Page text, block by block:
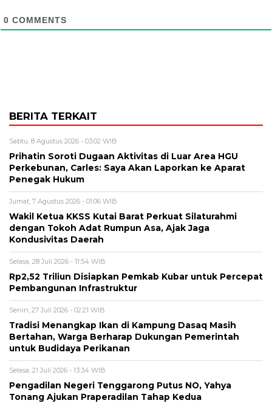
0 COMMENTS
BERITA TERKAIT
Sabtu, 8 Agustus 2026 - 03:02 WIB
Prihatin Soroti Dugaan Aktivitas di Luar Area HGU
Perkebunan, Carles: Saya Akan Laporkan ke Aparat
Penegak Hukum
Jumat, 7 Agustus 2026 - 01:06 WIB
Wakil Ketua KKSS Kutai Barat Perkuat Silaturahmi
dengan Tokoh Adat Rumpun Asa, Ajak Jaga
Kondusivitas Daerah
Selasa, 28 Juli 2026 - 11:54 WIB
Rp2,52 Triliun Disiapkan Pemkab Kubar untuk Percepat
Pembangunan Infrastruktur
Senin, 27 Juli 2026 - 02:21 WIB
Tradisi Menangkap Ikan di Kampung Dasaq Masih
Bertahan, Warga Berharap Dukungan Pemerintah
untuk Budidaya Perikanan
Selasa, 21 Juli 2026 - 13:34 WIB
Pengadilan Negeri Tenggarong Putus NO, Yahya
Tonang Ajukan Praperadilan Tahap Kedua